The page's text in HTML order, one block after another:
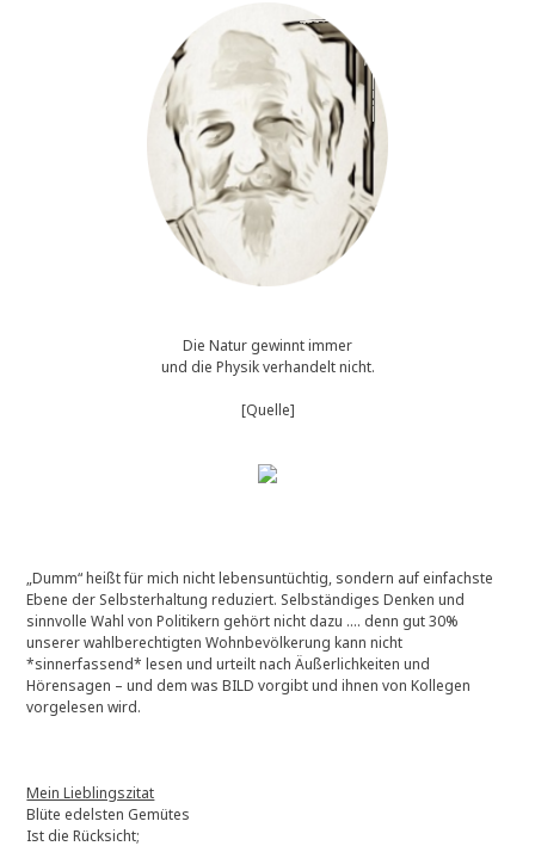
Die Natur gewinnt immer
und die Physik verhandelt nicht.
[Quelle]
„Dumm“ heißt für mich nicht lebensuntüchtig, sondern auf einfachste
Ebene der Selbsterhaltung reduziert. Selbständiges Denken und
sinnvolle Wahl von Politikern gehört nicht dazu …. denn gut 30%
unserer wahlberechtigten Wohnbevölkerung kann nicht
*sinnerfassend* lesen und urteilt nach Äußerlichkeiten und
Hörensagen – und dem was BILD vorgibt und ihnen von Kollegen
vorgelesen wird.
Mein Lieblingszitat
Blüte edelsten Gemütes
Ist die Rücksicht;